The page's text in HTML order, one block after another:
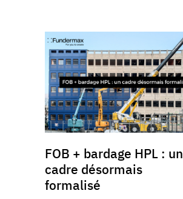
FOB + bardage HPL : un
cadre désormais
formalisé